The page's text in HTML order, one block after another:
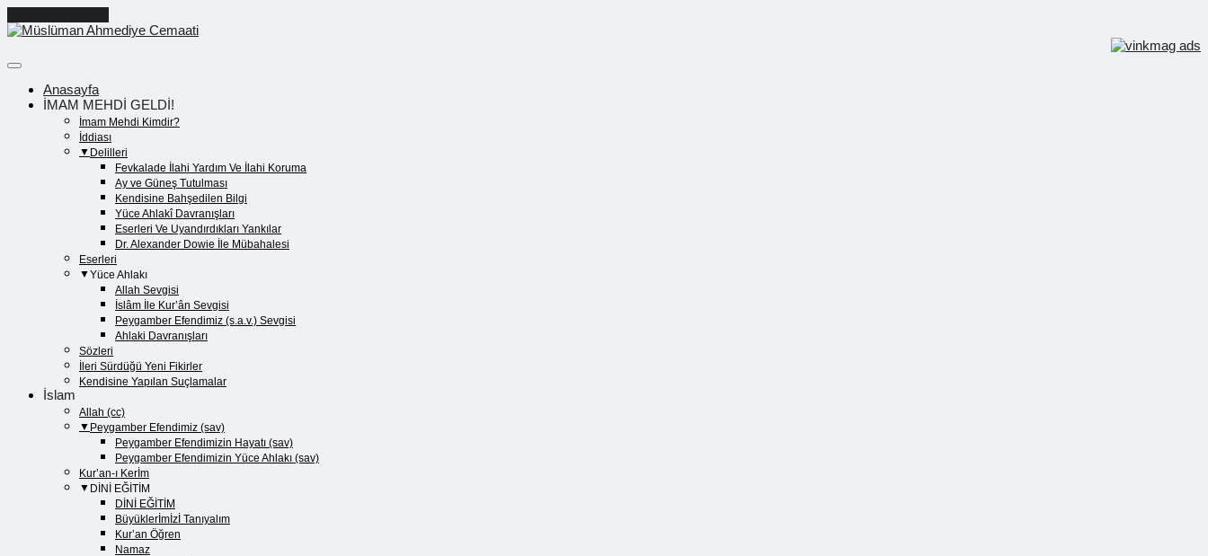
Anasayfa
İMAM MEHDİ GELDİ!
İmam Mehdi Kimdir?
İddiası
Delilleri
Fevkalade İlahi Yardım Ve İlahi Koruma
Ay ve Güneş Tutulması
Kendisine Bahşedilen Bilgi
Yüce Ahlakî Davranışları
Eserleri Ve Uyandırdıkları Yankılar
Dr. Alexander Dowie İle Mübahalesi
Eserleri
Yüce Ahlakı
Allah Sevgisi
İslâm İle Kur’ân Sevgisi
Peygamber Efendimiz (s.a.v.) Sevgisi
Ahlaki Davranışları
Sözleri
İleri Sürdüğü Yeni Fikirler
Kendisine Yapılan Suçlamalar
İslam
Allah (cc)
Peygamber Efendimiz (sav)
Peygamber Efendimizin Hayatı (sav)​
Peygamber Efendimizin Yüce Ahlakı (sav)​
Kur’an-ı Kerİm
DİNİ EĞİTİM
DİNİ EĞİTİM
Büyüklerİmİzİ Tanıyalım
Kur’an Öğren
Namaz